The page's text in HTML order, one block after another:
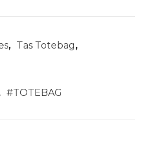
, Tas Totebag,
#TOTEBAG